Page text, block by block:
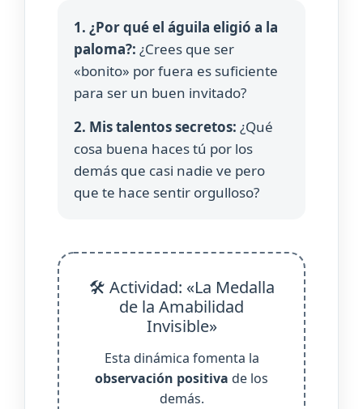
1. ¿Por qué el águila eligió a la
paloma?: ¿Crees que ser
«bonito» por fuera es suficiente
para ser un buen invitado?
2. Mis talentos secretos: ¿Qué
cosa buena haces tú por los
demás que casi nadie ve pero
que te hace sentir orgulloso?
🛠️ Actividad: «La Medalla
de la Amabilidad
Invisible»
Esta dinámica fomenta la
observación positiva de los
demás.